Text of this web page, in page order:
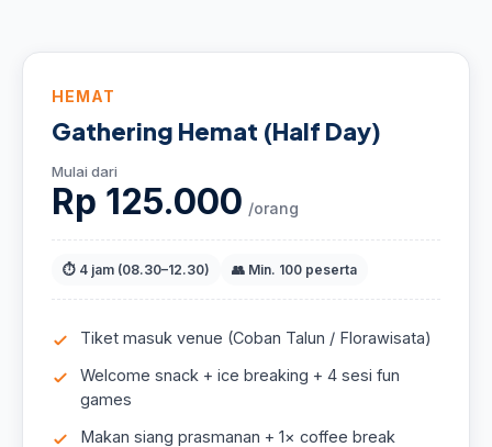
HEMAT
Gathering Hemat (Half Day)
Mulai dari
Rp 125.000 /orang
⏱ 4 jam (08.30–12.30) 👥 Min. 100 peserta
Tiket masuk venue (Coban Talun / Florawisata)
Welcome snack + ice breaking + 4 sesi fun
games
Makan siang prasmanan + 1× coffee break